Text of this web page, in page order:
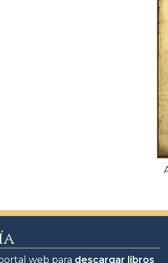
web para descargar libros